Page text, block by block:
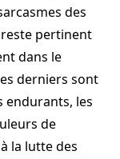
des
pertinent
dans le
derniers sont
endurants, les
de
la lutte des